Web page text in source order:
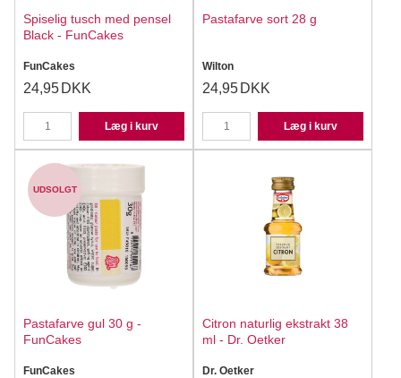
Spiselig tusch med pensel
Black - FunCakes
FunCakes
24,95 DKK
Læg i kurv
Pastafarve sort 28 g
Wilton
24,95 DKK
Læg i kurv
UDSOLGT
Pastafarve gul 30 g -
FunCakes
FunCakes
Citron naturlig ekstrakt 38
ml - Dr. Oetker
Dr. Oetker